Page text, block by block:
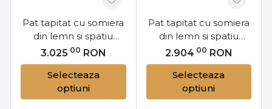
Pat tapitat cu somiera
din lemn si spatiu
pentru depozitare,
180x200 cm, Latina
L181, Eltap
3.025 00 RON
Selecteaza
optiuni
Pat tapitat cu somiera
din lemn si spatiu
pentru depozitare,
160x200 cm, Latina
L161, Eltap
2.904 00 RON
Selecteaza
optiuni